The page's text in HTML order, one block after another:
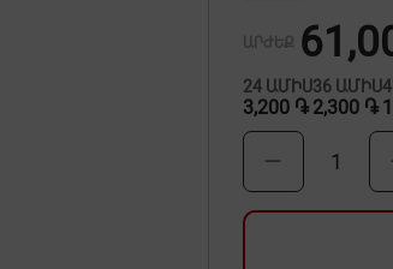
ԱՐԺԵՔ
24 ԱՄԻՍ
3,200 ֏
36 ԱՄԻՍ
2,300 ֏
1